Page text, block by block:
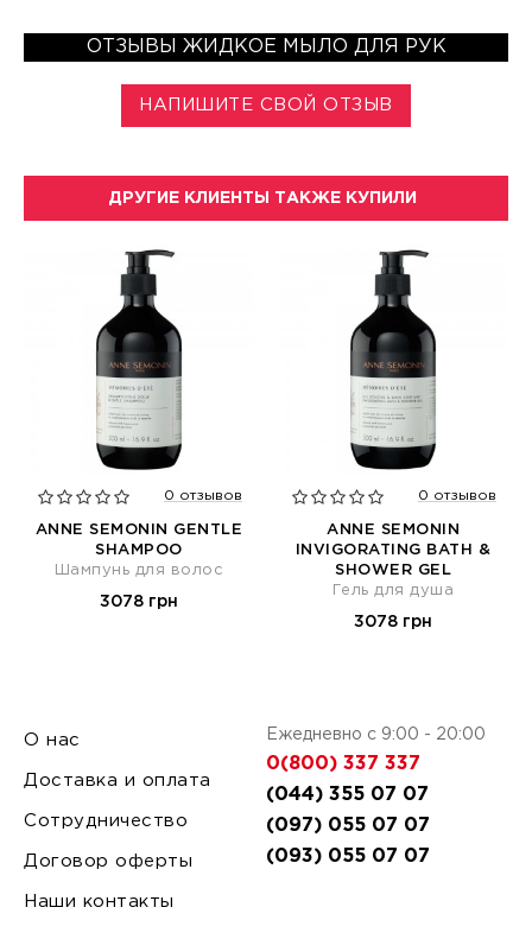
ОТЗЫВЫ ЖИДКОЕ МЫЛО ДЛЯ РУК
НАПИШИТЕ СВОЙ ОТЗЫВ
ДРУГИЕ КЛИЕНТЫ ТАКЖЕ КУПИЛИ
0 отзывов
ANNE SEMONIN GENTLE
SHAMPOO
Шампунь для волос
3078 грн
0 отзывов
ANNE SEMONIN
INVIGORATING BATH &
SHOWER GEL
Гель для душа
3078 грн
О нас
Доставка и оплата
Сотрудничество
Договор оферты
Наши контакты
Ежедневно с 9:00 - 20:00
0(800) 337 337
(044) 355 07 07
(097) 055 07 07
(093) 055 07 07